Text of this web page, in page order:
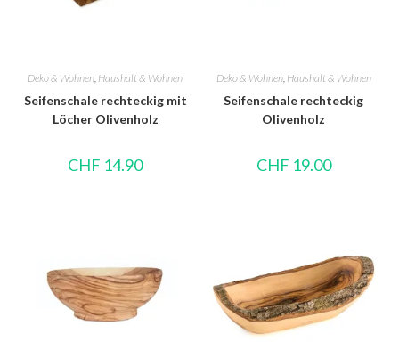
Deko & Wohnen Haushalt & Wohnen
Seifenschale rechteckig mit
Löcher Olivenholz
CHF 14.90
Deko & Wohnen, Haushalt & Wohnen
Seifenschale rechteckig
Olivenholz
CHF 19.00